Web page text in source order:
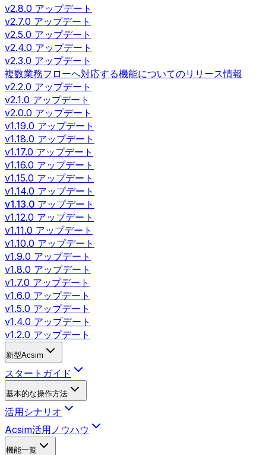
v2.8.0 アップデート
v2.7.0 アップデート
v2.5.0 アップデート
v2.4.0 アップデート
v2.3.0 アップデート
複数業務フローへ対応する機能についてのリリース情報
v2.2.0 アップデート
v2.1.0 アップデート
v2.0.0 アップデート
v1.19.0 アップデート
v1.18.0 アップデート
v1.17.0 アップデート
v1.16.0 アップデート
v1.15.0 アップデート
v1.14.0 アップデート
v1.13.0 アップデート
v1.12.0 アップデート
v1.11.0 アップデート
v1.10.0 アップデート
v1.9.0 アップデート
v1.8.0 アップデート
v1.7.0 アップデート
v1.6.0 アップデート
v1.5.0 アップデート
v1.4.0 アップデート
v1.2.0 アップデート
新型Acsim
スタートガイド
基本的な操作方法
活用シナリオ
Acsim活用ノウハウ
機能一覧